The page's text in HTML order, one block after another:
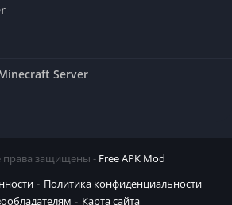
Server
права защищены - Free APK Mod
Политика конфиденциальности
Карта сайта